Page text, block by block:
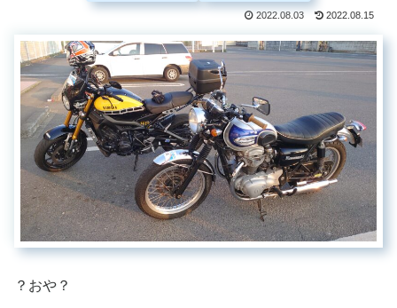
2022.08.03 2022.08.15
？おや？